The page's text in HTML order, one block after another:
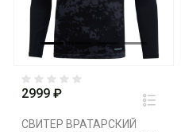
2999 ₽
СВИТЕР ВРАТАРСКИЙ